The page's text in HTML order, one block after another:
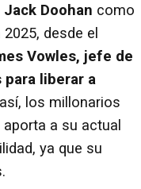
Jack Doohan como
desde el
Vowles, jefe de
para liberar a
los millonarios
a su actual
ya que su